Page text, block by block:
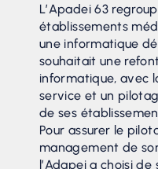
L’Apadei 63
établissements
une informatique
souhaitait une
informatique, avec
service et un
de ses
Pour assurer le
management de
l’Adapei a choisi de